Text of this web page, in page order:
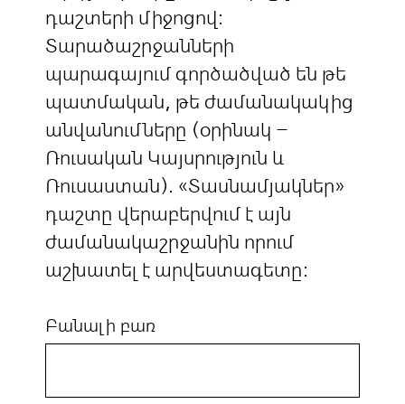
դաշտերի միջոցով:
Տարածաշրջանների
պարագայում գործածված են թե
պատմական, թե ժամանակակից
անվանումները (օրինակ –
Ռուսական Կայսրություն և
Ռուսաստան). «Տասնամյակներ»
դաշտը վերաբերվում է այն
ժամանակաշրջանին որում
աշխատել է արվեստագետը:
Բանալի բառ